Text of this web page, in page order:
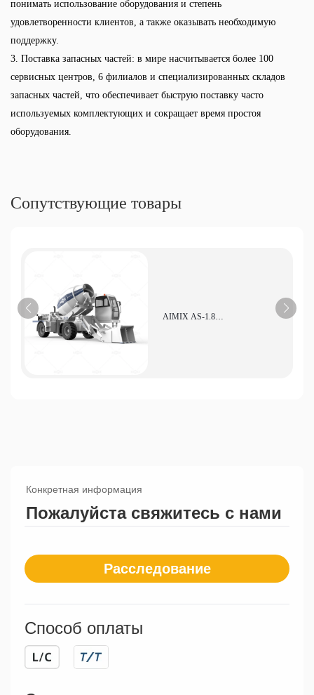
понимать использование оборудования и степень
удовлетворенности клиентов, а также оказывать необходимую
поддержку.
3. Поставка запасных частей: в мире насчитывается более 100
сервисных центров, 6 филиалов и специализированных складов
запасных частей, что обеспечивает быструю поставку часто
используемых комплектующих и сокращает время простоя
оборудования.
Сопутствующие товары
AIMIX AS-1.8
Конкретная информация
Пожалуйста свяжитесь с нами
Расследование
Способ оплаты